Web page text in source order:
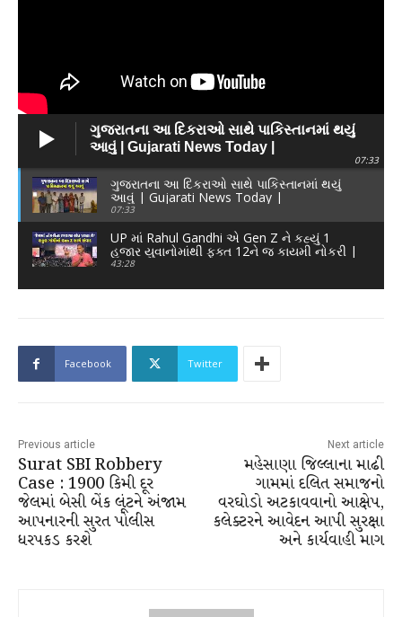
ગુજરાતના આ દિકરાઓ સાથે પાકિસ્તાનમાં થયું
આવું | Gujarati News Today |
07:33
ગુજરાતના આ દિકરાઓ સાથે પાકિસ્તાનમાં થયું
આવું | Gujarati News Today |
07:33
UP માં Rahul Gandhi એ Gen Z ને કહ્યું 1
હજાર યુવાનોમાંથી ફક્ત 12ને જ કાયમી નોકરી |
Today News
43:28
Facebook Twitter
Previous article
Surat SBI Robbery
Case : 1900 કિમી દૂર
જેલમાં બેસી બેંક લૂંટને અંજામ
આપનારની સુરત પોલીસ
ધરપકડ કરશે
Next article
મહેસાણા જિલ્લાના માઢી
ગામમાં દલિત સમાજનો
વરઘોડો અટકાવવાનો આક્ષેપ,
કલેક્ટરને આવેદન આપી સુરક્ષા
અને કાર્યવાહી માગ